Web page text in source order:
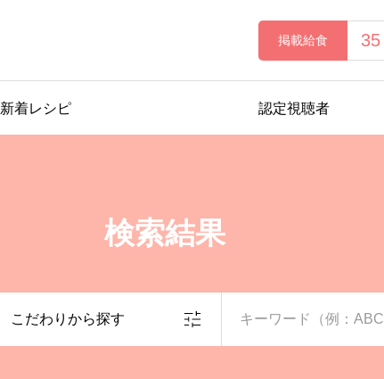
掲載給食 35
新着レシピ 認定視聴者
検索結果
こだわりから探す